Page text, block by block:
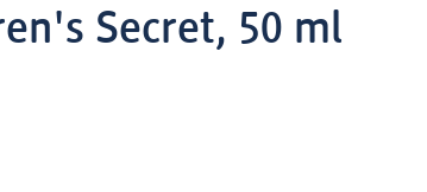
Secret, 50 ml